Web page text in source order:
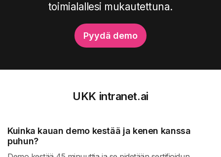
toimialallesi mukautettuna.
Pyydä demo
UKK intranet.ai
Kuinka kauan demo kestää ja kenen kanssa
puhun?